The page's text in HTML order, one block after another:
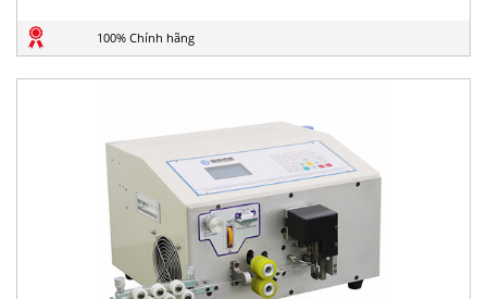
100% Chính hãng